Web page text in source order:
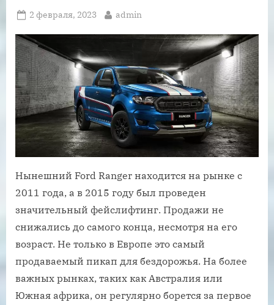
Posted
2 февраля, 2023 By
admin
Нынешний Ford Ranger находится на рынке с
2011 года, а в 2015 году был проведен
значительный фейслифтинг. Продажи не
снижались до самого конца, несмотря на его
возраст. Не только в Европе это самый
продаваемый пикап для бездорожья. На более
важных рынках, таких как Австралия или
Южная африка, он регулярно борется за первое